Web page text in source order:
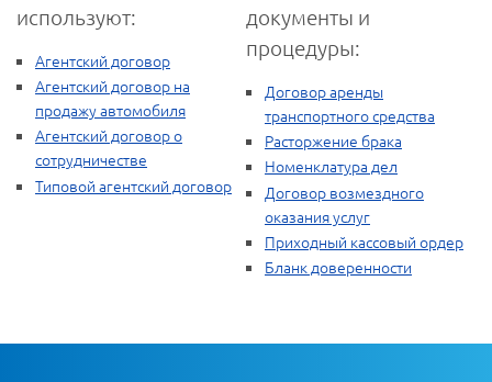
используют:
Агентский договор
Агентский договор на
продажу автомобиля
Агентский договор о
сотрудничестве
Типовой агентский договор
документы и
процедуры:
Договор аренды
транспортного средства
Расторжение брака
Номенклатура дел
Договор возмездного
оказания услуг
Приходный кассовый ордер
Бланк доверенности